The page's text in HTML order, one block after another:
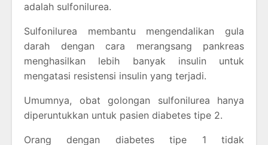
adalah sulfonilurea.
Sulfonilurea membantu mengendalikan gula
darah dengan cara merangsang pankreas
menghasilkan lebih banyak insulin untuk
mengatasi resistensi insulin yang terjadi.
Umumnya, obat golongan sulfonilurea hanya
diperuntukkan untuk pasien diabetes tipe 2.
Orang dengan diabetes tipe 1 tidak